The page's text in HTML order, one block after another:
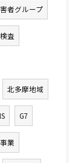
者グループ
査
北多摩地域
G7
業